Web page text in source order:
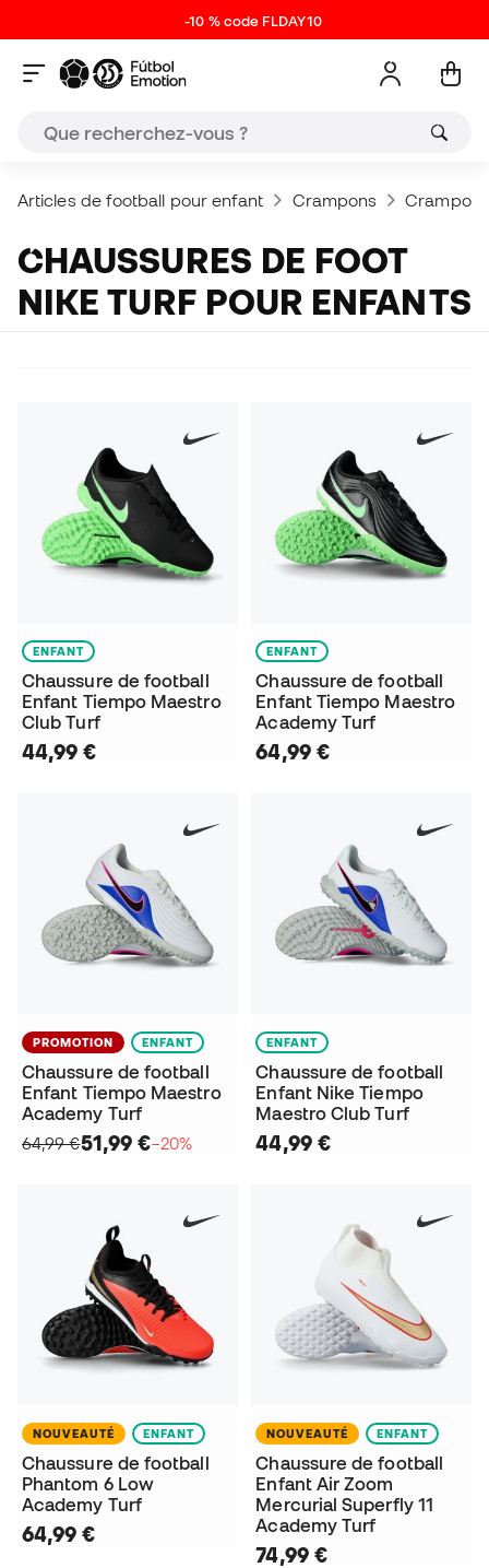
-10 % code FLDAY10
Articles de football pour enfant Crampons
CHAUSSURES DE FOOT
NIKE TURF POUR ENFANTS
ENFANT
Chaussure de football
Enfant Tiempo Maestro
Club Turf
44,99 €
ENFANT
Chaussure de football
Enfant Tiempo Maestro
Academy Turf
64,99 €
PROMOTION ENFANT
Chaussure de football
Enfant Tiempo Maestro
Academy Turf
64,99 €51,99 €−20%
ENFANT
Chaussure de football
Enfant Nike Tiempo
Maestro Club Turf
44,99 €
NOUVEAUTÉ ENFANT
Chaussure de football
Phantom 6 Low
Academy Turf
64,99 €
NOUVEAUTÉ ENFANT
Chaussure de football
Enfant Air Zoom
Mercurial Superfly 11
Academy Turf
74,99 €